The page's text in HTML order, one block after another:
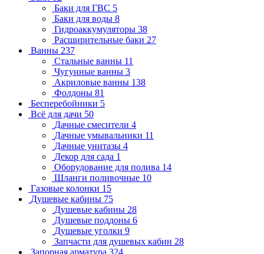
Баки для ГВС 5
Баки для воды 8
Гидроаккумуляторы 38
Расширительные баки 27
Ванны 237
Стальные ванны 11
Чугунные ванны 3
Акриловые ванны 138
Фолдоны 81
Бесперебойники 5
Всё для дачи 50
Дачные смесители 4
Дачные умывальники 11
Дачные унитазы 4
Декор для сада 1
Оборудование для полива 14
Шланги поливочные 10
Газовые колонки 15
Душевые кабины 75
Душевые кабины 28
Душевые поддоны 6
Душевые уголки 9
Запчасти для душевых кабин 28
Запорная арматура 324